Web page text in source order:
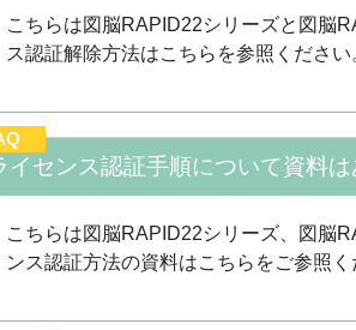
こちらは図脳RAPID22シリーズと図脳
ス認証解除方法はこちらを参照くださ
イセンス認証手順について資料
こちらは図脳RAPID22シリーズ、図脳
ンス認証方法の資料はこちらをご参照